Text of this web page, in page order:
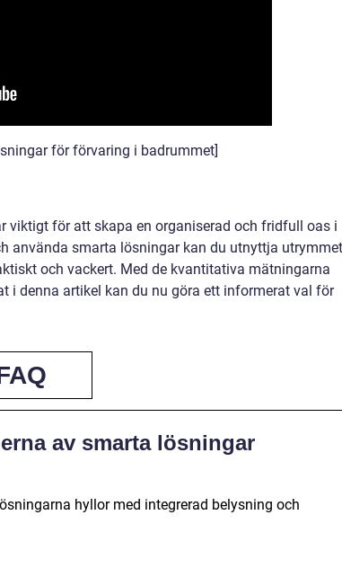
för förvaring i badrummet]
viktigt för att skapa en organiserad och fridfull oas i
använda smarta lösningar kan du utnyttja utrymmet
och vackert. Med de kvantitativa mätningarna
i denna artikel kan du nu göra ett informerat val för
av smarta lösningar
hyllor med integrerad belysning och